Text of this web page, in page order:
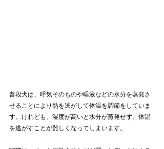
普段犬は、呼気そのものや唾液などの水分を蒸発さ
せることにより熱を逃がして体温を調節をしていま
す。けれども、湿度が高いと水分が蒸発せず、体温
を逃がすことが難しくなってしまいます。